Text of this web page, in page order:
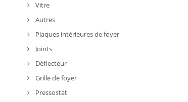
Vitre
Autres
Plaques intérieures de foyer
Joints
Déflecteur
Grille de foyer
Pressostat